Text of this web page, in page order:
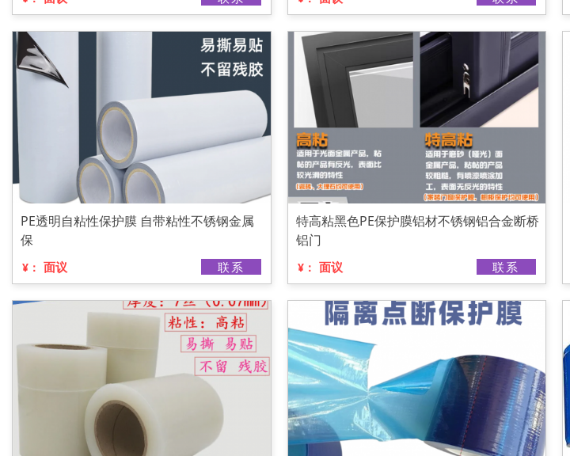
PE透明自粘性保护膜 自带粘性不锈钢金属
保
¥： 面议 联系
特高粘黑色PE保护膜铝材不锈钢铝合金断桥
铝门
¥： 面议 联系